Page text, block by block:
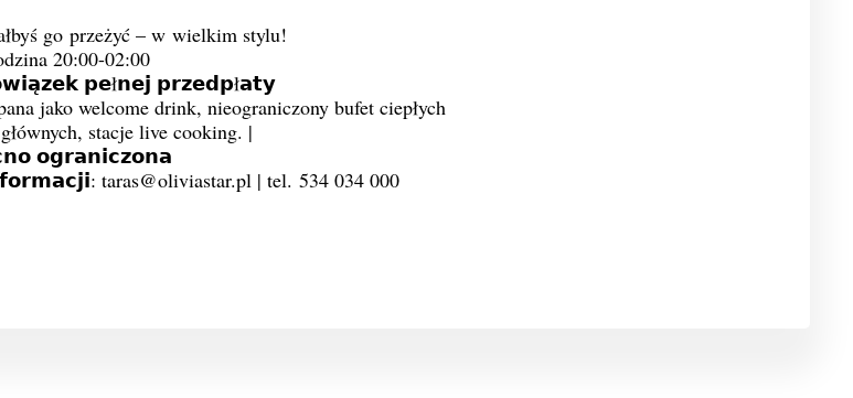
go przeżyć – w wielkim stylu!
20:00-02:00
𝗽𝗲ł𝗻𝗲𝗷 𝗽𝗿𝘇𝗲𝗱𝗽ł𝗮𝘁𝘆
jako welcome drink, nieograniczony bufet ciepłych
stacje live cooking. |
𝗼𝗴𝗿𝗮𝗻𝗶𝗰𝘇𝗼𝗻𝗮
taras@oliviastar.pl | tel. 534 034 000